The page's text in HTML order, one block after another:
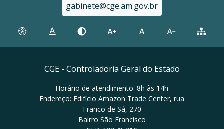
gabinete@cge.am.gov.br
CGE - Controladoria Geral do Estado
Horário de atendimento: 8h às 14h
Endereço: Edifício Amazon Trade Center, rua
Franco de Sá, 270
Bairro São Francisco